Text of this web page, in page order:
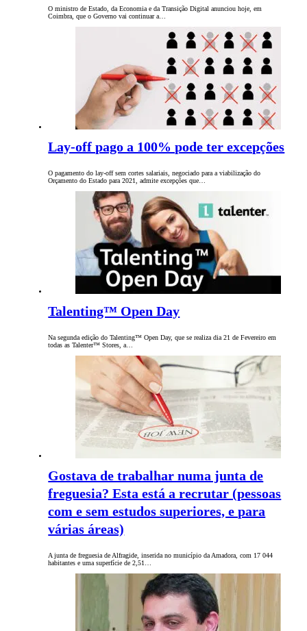
O ministro de Estado, da Economia e da Transição Digital anunciou hoje, em
Coimbra, que o Governo vai continuar a…
Lay-off pago a 100% pode ter excepções
O pagamento do lay-off sem cortes salariais, negociado para a viabilização do
Orçamento do Estado para 2021, admite excepções que…
Talenting™ Open Day
Na segunda edição do Talenting™ Open Day, que se realiza dia 21 de Fevereiro em
todas as Talenter™ Stores, a…
Gostava de trabalhar numa junta de
freguesia? Esta está a recrutar (pessoas
com e sem estudos superiores, e para
várias áreas)
A junta de freguesia de Alfragide, inserida no município da Amadora, com 17 044
habitantes e uma superfície de 2,51…